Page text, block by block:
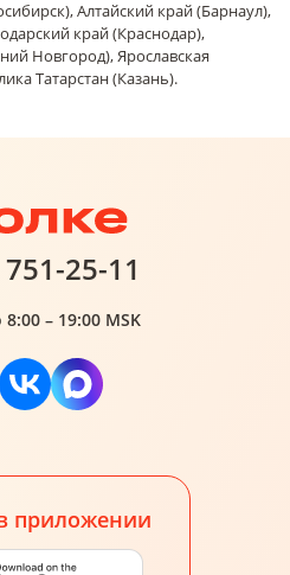
Алтайский край (Барнаул),
край (Краснодар),
Новгород), Ярославская
Татарстан (Казань).
25-11
– 19:00 MSK
приложении